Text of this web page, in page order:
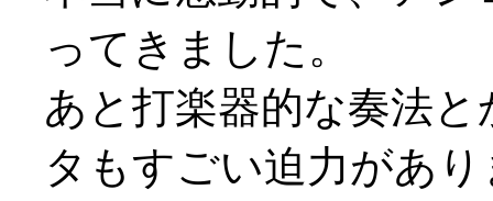
ってきました。
あと打楽器的な奏法
タもすごい迫力があ